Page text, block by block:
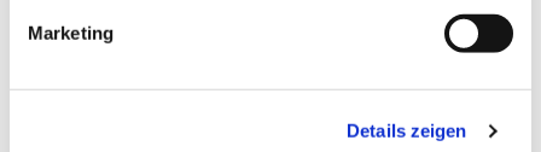
Marketing
Details zeigen